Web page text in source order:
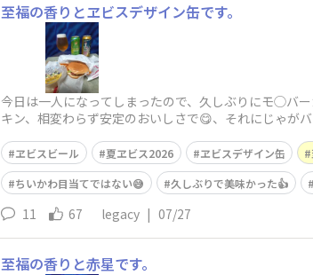
至福の香りとヱビスデザイン缶です。
今日は一人になってしまったので、久しぶりにモ◯バ
キン、相変わらず安定のおいしさで😋、それにじゃが
ヱビスビール 夏ヱビス2026 ヱビスデザイン缶
ちいかわ目当てではない😅
久しぶりで美味かった👍
11 67 legacy | 07/27
至福の香りと赤星です。